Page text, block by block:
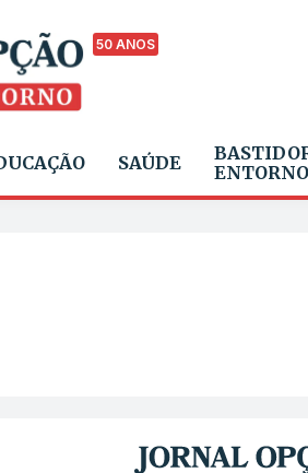
50 ANOS
SAÚDE
ENTORNO